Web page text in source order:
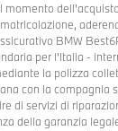
BMW
per l’Italia -
la polizza
con la compagnia
di servizi di
della garanzia